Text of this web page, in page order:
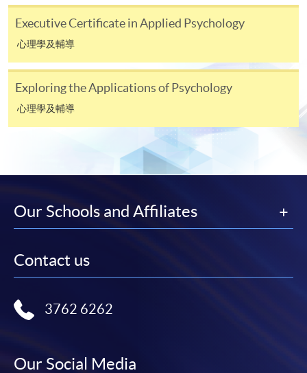
申請學歷頒授及專業課程可能需要其他資料，報名
表可向報名中心或有關課程負責人索取。填妥申請
表格後，請連同報名費/學費以及所需證明文件親
報讀同一學歷頒授課程內其他單元
​學院為學歷頒授課程特設「註冊及學費通知」，適
課程負責人會為學員送上「註冊及學費通知」
心或以郵遞方式，遞交「通知」及繳交所需費用。
何疑問，請詳閱個別課程資料，或聯絡有關課程負責
人或報名中心。
課程/科目報名注意事項:
Executive Certificate in Applied Psychology
心理學及輔導
Exploring the Applications of Psychology
心理學及輔導
Our Schools and Affiliates
Contact us
3762 6262
Our Social Media